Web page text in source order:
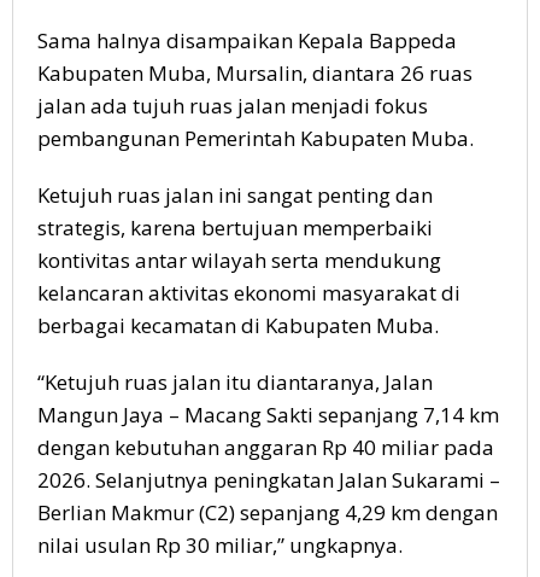
Sama halnya disampaikan Kepala Bappeda
Kabupaten Muba, Mursalin, diantara 26 ruas
jalan ada tujuh ruas jalan menjadi fokus
pembangunan Pemerintah Kabupaten Muba.
Ketujuh ruas jalan ini sangat penting dan
strategis, karena bertujuan memperbaiki
kontivitas antar wilayah serta mendukung
kelancaran aktivitas ekonomi masyarakat di
berbagai kecamatan di Kabupaten Muba.
“Ketujuh ruas jalan itu diantaranya, Jalan
Mangun Jaya – Macang Sakti sepanjang 7,14 km
dengan kebutuhan anggaran Rp 40 miliar pada
2026. Selanjutnya peningkatan Jalan Sukarami –
Berlian Makmur (C2) sepanjang 4,29 km dengan
nilai usulan Rp 30 miliar,” ungkapnya.